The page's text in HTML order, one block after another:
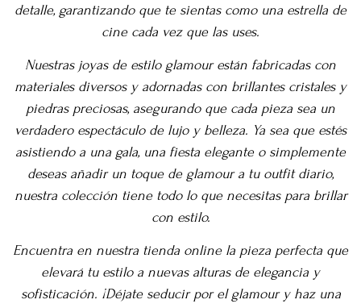
detalle, garantizando que te sientas como una estrella de
cine cada vez que las uses.
Nuestras joyas de estilo glamour están fabricadas con
materiales diversos y adornadas con brillantes cristales y
piedras preciosas, asegurando que cada pieza sea un
verdadero espectáculo de lujo y belleza. Ya sea que estés
asistiendo a una gala, una fiesta elegante o simplemente
deseas añadir un toque de glamour a tu outfit diario,
nuestra colección tiene todo lo que necesitas para brillar
con estilo.
Encuentra en nuestra tienda online la pieza perfecta que
elevará tu estilo a nuevas alturas de elegancia y
sofisticación. ¡Déjate seducir por el glamour y haz una